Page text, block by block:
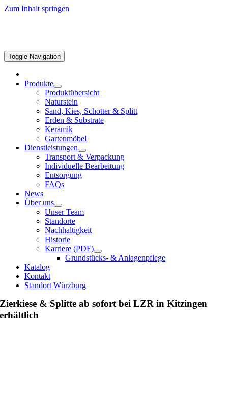
Zum Inhalt springen
Toggle Navigation
Produkte
Produktübersicht
Naturstein
Sand, Kies, Schotter & Splitt
Erden & Substrate
Keramik
Gartenmöbel
Dienstleistungen
Transport & Verpackung
Individuelle Bearbeitung
Entsorgung
FAQs
News
Über uns
Unser Team
Standorte
Nachhaltigkeit
Historie
Karriere (PDF)
Grundstücks- & Anlagenpflege
Katalog
Kontakt
Standort Würzburg
Zierkiese & Splitte ab sofort bei LZR in Kitzingen
erhältlich